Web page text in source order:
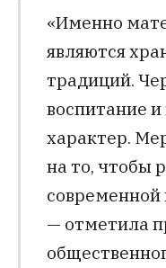
«Именно
являются
традиций.
воспитание
характер.
на то, чтобы
современной
— отметила